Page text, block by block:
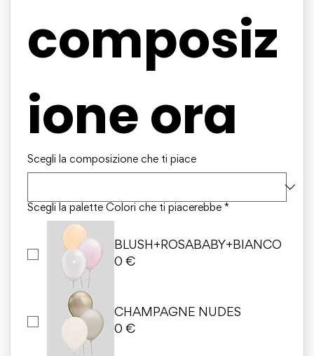
composiz
ione ora
Scegli la composizione che ti piace
Scegli la palette Colori che ti piacerebbe *
BLUSH+ROSABABY+BIANCO
0 €
CHAMPAGNE NUDES
0 €